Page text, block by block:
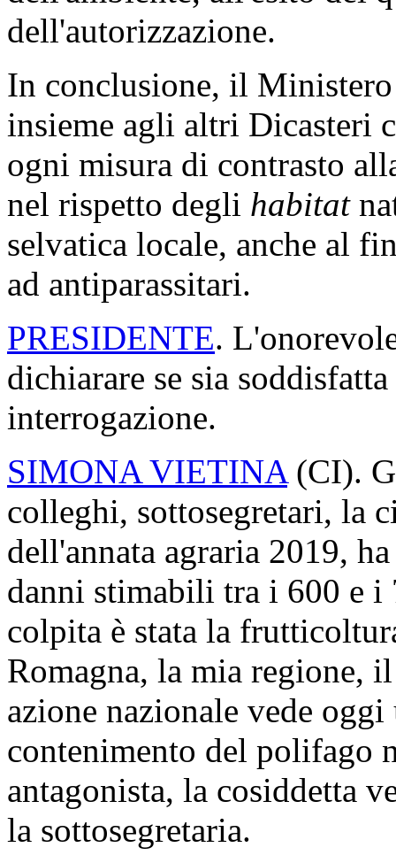
dell'autorizzazione.
In conclusione, il
insieme agli altri Dicasteri
ogni misura di contrasto
nel rispetto degli habitat
selvatica locale, anche al
ad antiparassitari.
PRESIDENTE.
dichiarare se sia
interrogazione.
SIMONA VIETINA(CI).
colleghi, sottosegretari, la
dell'annata agraria 2019,
danni stimabili tra i 600 e
colpita è stata la
Romagna, la mia regione,
azione nazionale vede
contenimento del polifago
antagonista, la cosiddetta
la sottosegretaria.